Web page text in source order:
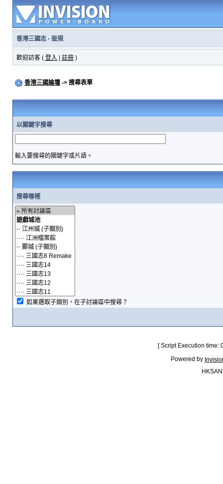
香港三國志· 版規
歡迎訪客 ( 登入 註冊)
香港三國論壇-> 搜尋表單
以關鍵字搜尋
輸入要搜尋的關鍵字或片語。
搜尋哪裡
如果選取子類別，在子討論區中搜尋？
[ Script Execution
Powered by